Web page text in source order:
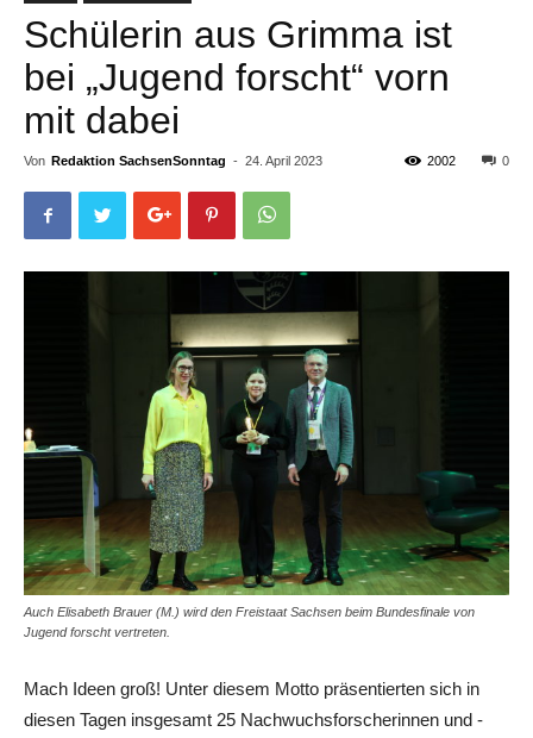
Schülerin aus Grimma ist
bei „Jugend forscht“ vorn
mit dabei
Von Redaktion SachsenSonntag - 24. April 2023 0
2002
Auch Elisabeth Brauer (M.) wird den Freistaat Sachsen beim Bundesfinale von
Jugend forscht vertreten.
Mach Ideen groß! Unter diesem Motto präsentierten sich in
diesen Tagen insgesamt 25 Nachwuchsforscherinnen und -